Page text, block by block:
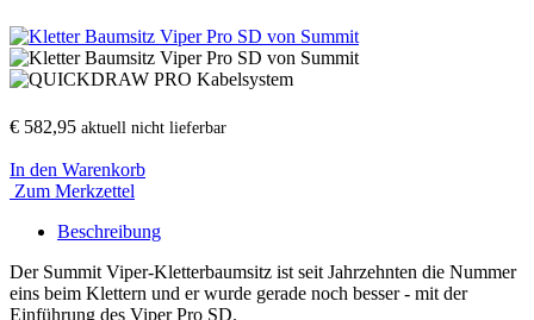
€ 582,95 aktuell nicht lieferbar
In den Warenkorb
Zum Merkzettel
Beschreibung
Der Summit Viper-Kletterbaumsitz ist seit Jahrzehnten die Nummer
eins beim Klettern und er wurde gerade noch besser - mit der
Einführung des Viper Pro SD.